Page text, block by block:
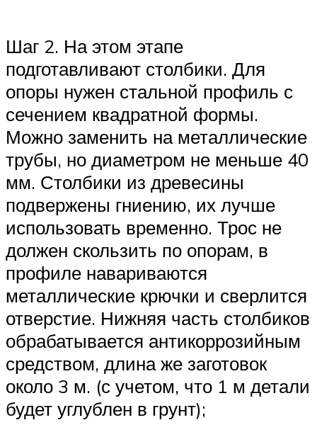
Шаг 2. На этом этапе
подготавливают столбики. Для
опоры нужен стальной профиль с
сечением квадратной формы.
Можно заменить на металлические
трубы, но диаметром не меньше 40
мм. Столбики из древесины
подвержены гниению, их лучше
использовать временно. Трос не
должен скользить по опорам, в
профиле навариваются
металлические крючки и сверлится
отверстие. Нижняя часть столбиков
обрабатывается антикоррозийным
средством, длина же заготовок
около 3 м. (с учетом, что 1 м детали
будет углублен в грунт);